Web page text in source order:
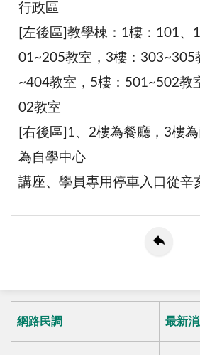
行政區
[左後區]教學棟：1樓：101、
01~205教室，3樓：303~305
~404教室，5樓：501~502教
02教室
[右後區]1、2樓為餐廳，3樓
為自學中心
講座、學員專用停車入口從辛
網路民調 最新